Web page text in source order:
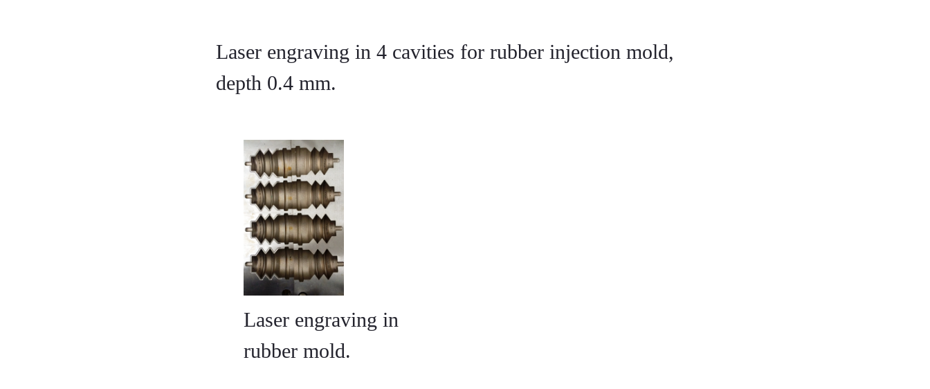
Laser engraving in 4 cavities for rubber injection mold,
depth 0.4 mm.
Laser engraving in
rubber mold.